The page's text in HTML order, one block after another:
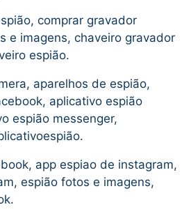
comprar gravador
e imagens, chaveiro gravador
espião.
aparelhos de espião,
aplicativo espião
espião messenger,
app espiao de instagram,
espião fotos e imagens,